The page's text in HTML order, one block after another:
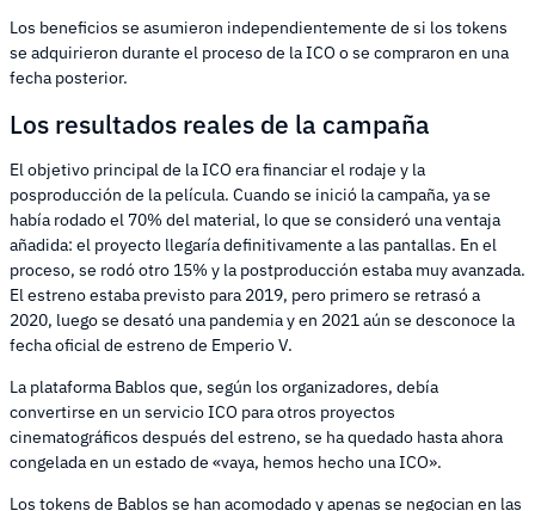
Los beneficios se asumieron independientemente de si los tokens
se adquirieron durante el proceso de la ICO o se compraron en una
fecha posterior.
Los resultados reales de la campaña
El objetivo principal de la ICO era financiar el rodaje y la
posproducción de la película. Cuando se inició la campaña, ya se
había rodado el 70% del material, lo que se consideró una ventaja
añadida: el proyecto llegaría definitivamente a las pantallas. En el
proceso, se rodó otro 15% y la postproducción estaba muy avanzada.
El estreno estaba previsto para 2019, pero primero se retrasó a
2020, luego se desató una pandemia y en 2021 aún se desconoce la
fecha oficial de estreno de Emperio V.
La plataforma Bablos que, según los organizadores, debía
convertirse en un servicio ICO para otros proyectos
cinematográficos después del estreno, se ha quedado hasta ahora
congelada en un estado de «vaya, hemos hecho una ICO».
Los tokens de Bablos se han acomodado y apenas se negocian en las